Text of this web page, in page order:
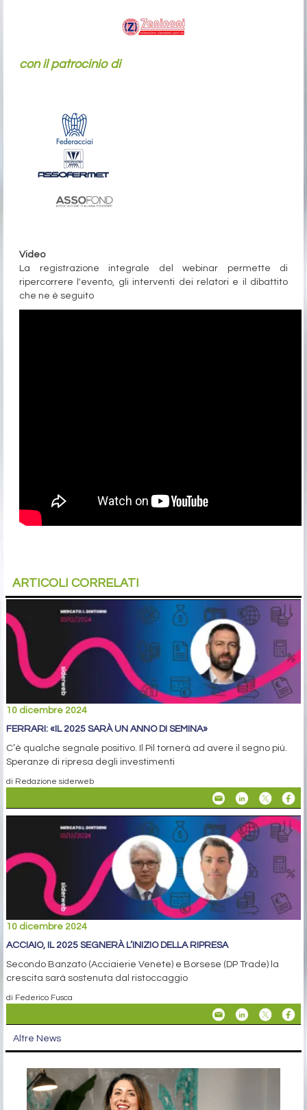
con il patrocinio di
Video
La registrazione integrale del webinar permette di
ripercorrere l'evento, gli interventi dei relatori e il dibattito
che ne è seguito
ARTICOLI CORRELATI
10 dicembre 2024
FERRARI: «IL 2025 SARÀ UN ANNO DI SEMINA»
C’è qualche segnale positivo. Il Pil tornerà ad avere il segno più.
Speranze di ripresa degli investimenti
di Redazione siderweb
10 dicembre 2024
ACCIAIO, IL 2025 SEGNERÀ L’INIZIO DELLA RIPRESA
Secondo Banzato (Acciaierie Venete) e Borsese (DP Trade) la
crescita sarà sostenuta dal ristoccaggio
di Federico Fusca
Altre News